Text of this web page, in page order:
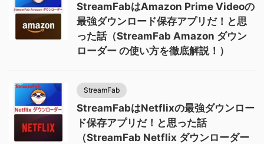
StreamFabはAmazon Prime Videoの
最強ダウンロード保存アプリだ！と思
った話（StreamFab Amazon ダウン
ローダー の使い方を徹底解説！）
StreamFab
StreamFabはNetflixの最強ダウンロー
ド保存アプリだ！と思った話
（StreamFab Netflix ダウンローダー